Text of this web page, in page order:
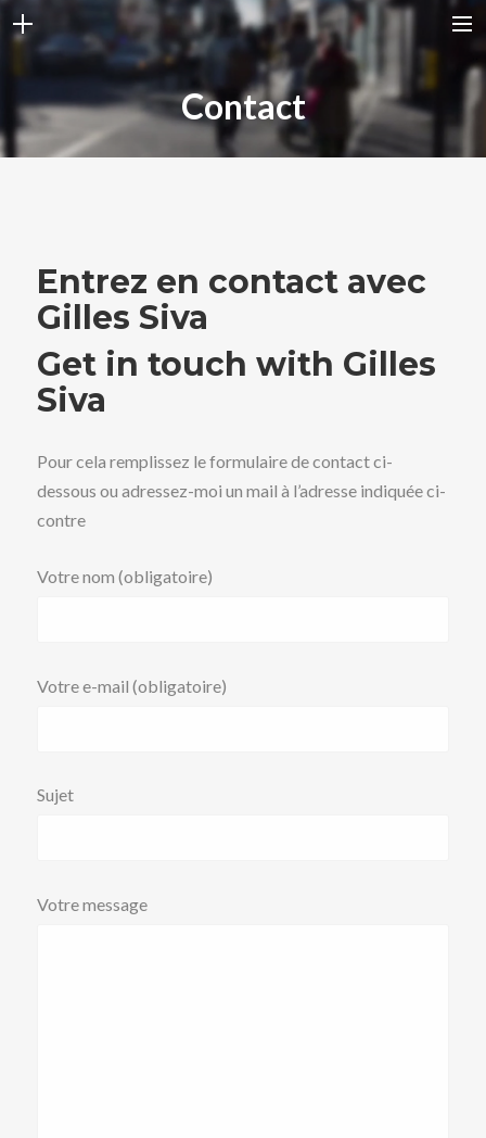
DISCOGRAPHIE
PHOTOS
VIDEOS
PAGES
BUY
Contact
Entrez en contact avec
Gilles Siva
Get in touch with Gilles
Siva
Pour cela remplissez le formulaire de contact ci-
dessous ou adressez-moi un mail à l’adresse indiquée ci-
contre
Votre nom (obligatoire)
Votre e-mail (obligatoire)
Sujet
Votre message